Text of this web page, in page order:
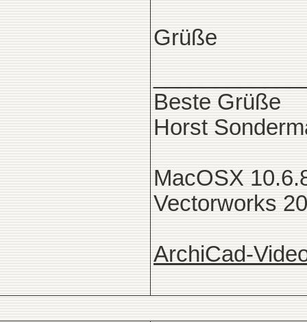
Grüße
Beste Grüße
Horst
MacOSX
Vectorworks
ArchiCad-